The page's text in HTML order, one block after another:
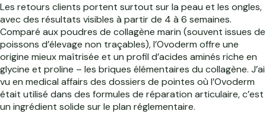
Les retours clients portent surtout sur la peau et les ongles,
avec des résultats visibles à partir de 4 à 6 semaines.
Comparé aux poudres de collagène marin (souvent issues de
poissons d’élevage non traçables), l’Ovoderm offre une
origine mieux maîtrisée et un profil d’acides aminés riche en
glycine et proline – les briques élémentaires du collagène. J’ai
vu en medical affairs des dossiers de pointes où l’Ovoderm
était utilisé dans des formules de réparation articulaire, c’est
un ingrédient solide sur le plan réglementaire.